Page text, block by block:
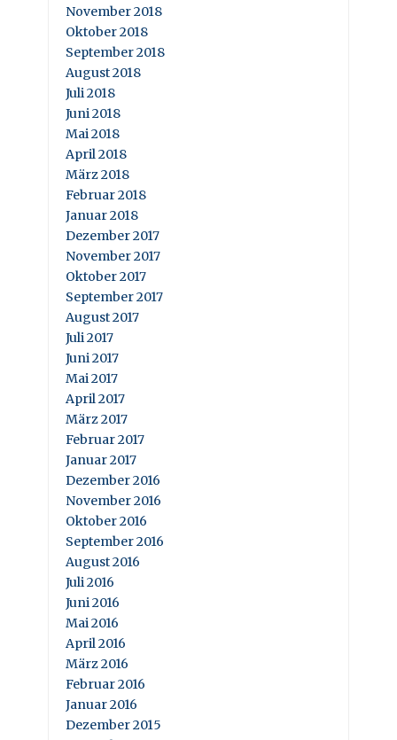
November 2018
Oktober 2018
September 2018
August 2018
Juli 2018
Juni 2018
Mai 2018
April 2018
März 2018
Februar 2018
Januar 2018
Dezember 2017
November 2017
Oktober 2017
September 2017
August 2017
Juli 2017
Juni 2017
Mai 2017
April 2017
März 2017
Februar 2017
Januar 2017
Dezember 2016
November 2016
Oktober 2016
September 2016
August 2016
Juli 2016
Juni 2016
Mai 2016
April 2016
März 2016
Februar 2016
Januar 2016
Dezember 2015